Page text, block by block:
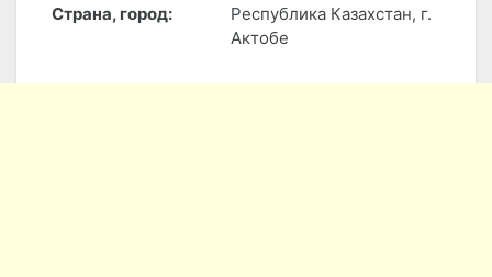
Страна, город:
Республика Казахстан, г.
Актобе